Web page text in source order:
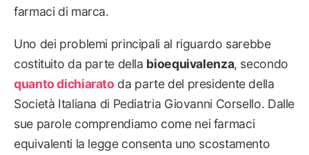
farmaci di marca.
Uno dei problemi principali al riguardo sarebbe
costituito da parte della bioequivalenza, secondo
quanto dichiarato da parte del presidente della
Società Italiana di Pediatria Giovanni Corsello. Dalle
sue parole comprendiamo come nei farmaci
equivalenti la legge consenta uno scostamento